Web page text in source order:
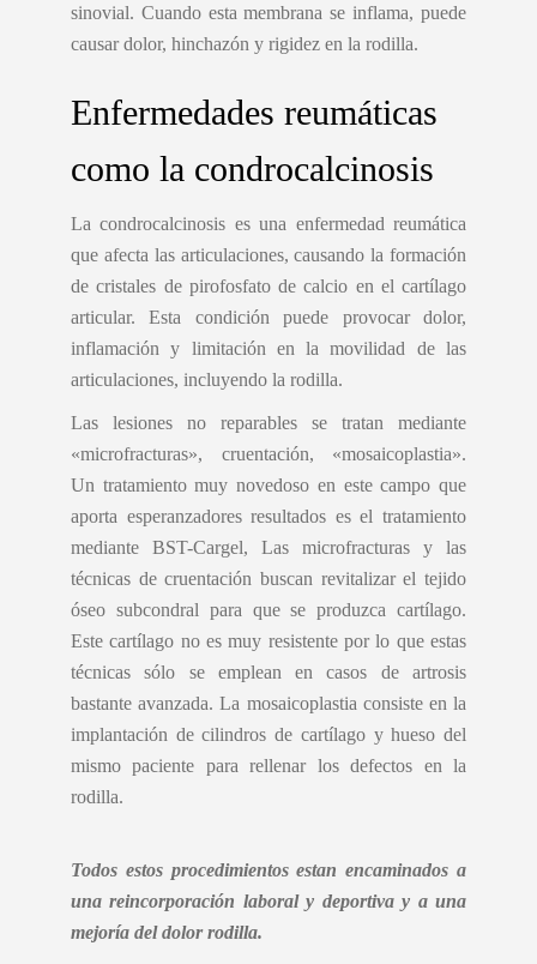
sinovial. Cuando esta membrana se inflama, puede
causar dolor, hinchazón y rigidez en la rodilla.
Enfermedades reumáticas
como la condrocalcinosis
La condrocalcinosis es una enfermedad reumática
que afecta las articulaciones, causando la formación
de cristales de pirofosfato de calcio en el cartílago
articular. Esta condición puede provocar dolor,
inflamación y limitación en la movilidad de las
articulaciones, incluyendo la rodilla.
Las lesiones no reparables se tratan mediante
«microfracturas», cruentación, «mosaicoplastia».
Un tratamiento muy novedoso en este campo que
aporta esperanzadores resultados es el tratamiento
mediante BST-Cargel, Las microfracturas y las
técnicas de cruentación buscan revitalizar el tejido
óseo subcondral para que se produzca cartílago.
Este cartílago no es muy resistente por lo que estas
técnicas sólo se emplean en casos de artrosis
bastante avanzada. La mosaicoplastia consiste en la
implantación de cilindros de cartílago y hueso del
mismo paciente para rellenar los defectos en la
rodilla.
Todos estos procedimientos estan encaminados a
una reincorporación laboral y deportiva y a una
mejoría del dolor rodilla.